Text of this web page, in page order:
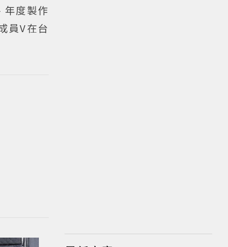
年度製作
員V在台